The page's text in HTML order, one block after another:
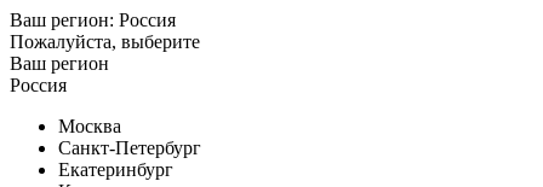
Ваш регион: Россия
Пожалуйста, выберите
Ваш регион
Россия
Москва
Санкт-Петербург
Екатеринбург